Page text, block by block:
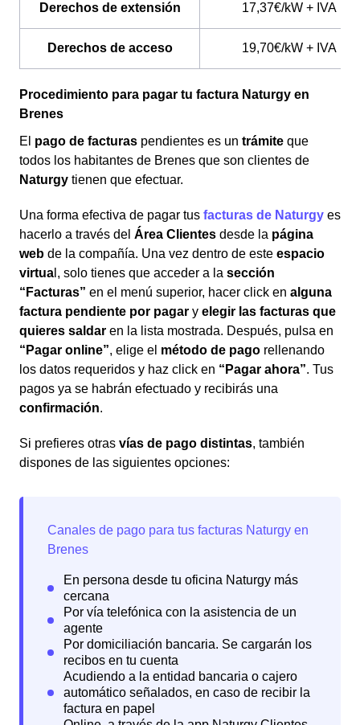
Derechos de extensión 17,37€/kW + IVA
Derechos de acceso 19,70€/kW + IVA
Procedimiento para pagar tu factura Naturgy en
Brenes
El pago de facturas pendientes es un trámite que
todos los habitantes de Brenes que son clientes de
Naturgy tienen que efectuar.
Una forma efectiva de pagar tus facturas de Naturgy es
hacerlo a través del Área Clientes desde la página
web de la compañía. Una vez dentro de este espacio
virtua l, solo tienes que acceder a la sección
“Facturas” en el menú superior, hacer click en alguna
factura pendiente por pagar y elegir las facturas que
quieres saldar en la lista mostrada. Después, pulsa en
“Pagar online”, elige el método de pago rellenando
los datos requeridos y haz click en “Pagar ahora”. Tus
pagos ya se habrán efectuado y recibirás una
confirmación.
Si prefieres otras vías de pago distintas, también
dispones de las siguientes opciones: